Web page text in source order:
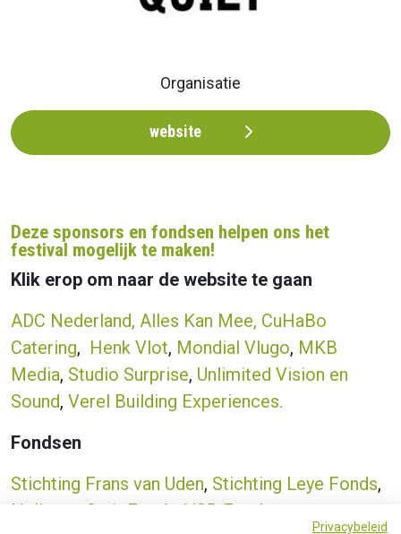
Organisatie
website
Deze sponsors en fondsen helpen ons het
festival mogelijk te maken!
Klik erop om naar de website te gaan
ADC Nederland, Alles Kan Mee, CuHaBo
Catering, Henk Vlot, Mondial Vlugo, MKB
Media, Studio Surprise, Unlimited Vision en
Sound, Verel Building Experiences.
Fondsen
Stichting Frans van Uden, Stichting Leye Fonds,
Nelissen-Smit Fonds
VSB Fonds
Privacybeleid